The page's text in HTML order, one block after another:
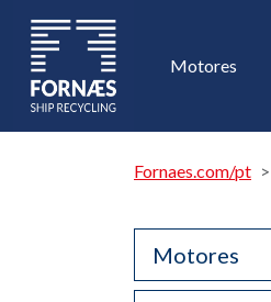
Motores
Fornaes.com/pt
Motores